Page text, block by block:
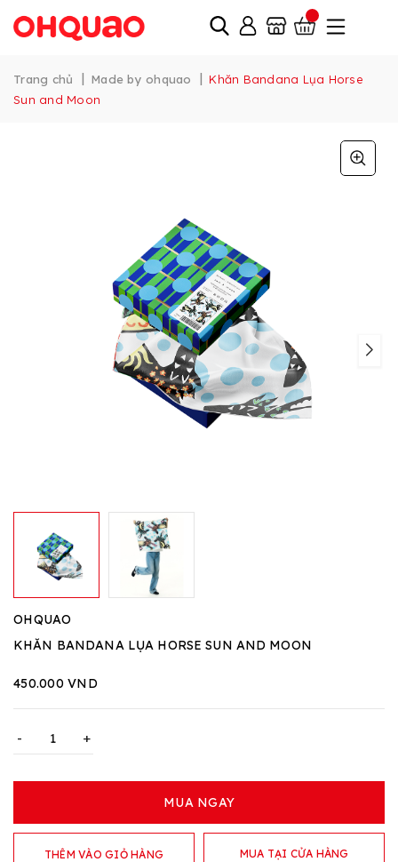
Trang chủ | Made by ohquao | Khăn Bandana Lụa Horse
Sun and Moon
OHQUAO
KHĂN BANDANA LỤA HORSE SUN AND MOON
450.000 VND
- +
MUA NGAY
THÊM VÀO GIỎ HÀNG MUA TẠI CỬA HÀNG